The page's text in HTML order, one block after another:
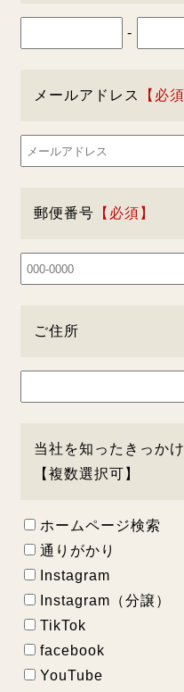
-
メールアドレス
郵便番号
ご住所
当社を知ったきっかけ
【複数選択可】
ホームページ検索
通りがかり
Instagram
Instagram（分譲）
TikTok
facebook
YouTube